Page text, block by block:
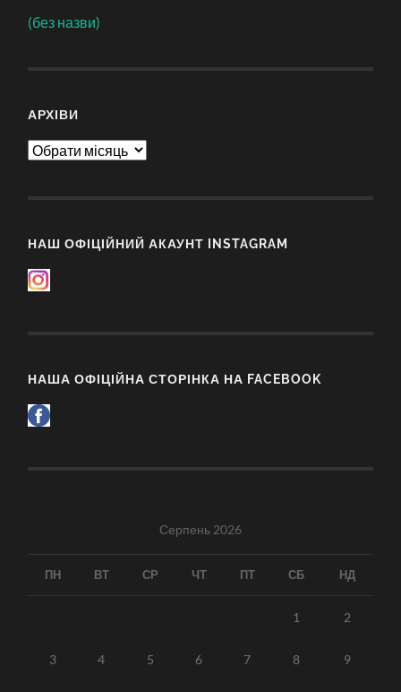
(без назви)
АРХІВИ
Архіви
НАШ ОФІЦІЙНИЙ АКАУНТ INSTAGRAM
НАША ОФІЦІЙНА СТОРІНКА НА FACEBOOK
Серпень 2026
ПН ВТ СР ЧТ ПТ СБ НД
1 2
3 4 5 6 7 8 9